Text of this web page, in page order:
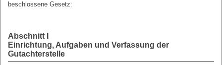
beschlossene Gesetz:
Abschnitt I
Einrichtung, Aufgaben und Verfassung der
Gutachterstelle